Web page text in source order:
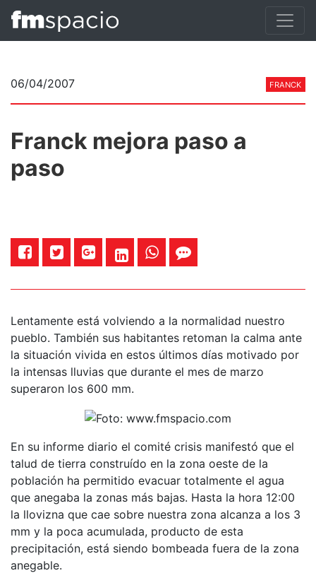
06/04/2007 FRANCK
Franck mejora paso a
paso
Lentamente está volviendo a la normalidad nuestro
pueblo. También sus habitantes retoman la calma ante
la situación vivida en estos últimos días motivado por
la intensas lluvias que durante el mes de marzo
superaron los 600 mm.
En su informe diario el comité crisis manifestó que el
talud de tierra construído en la zona oeste de la
población ha permitido evacuar totalmente el agua
que anegaba la zonas más bajas. Hasta la hora 12:00
la llovizna que cae sobre nuestra zona alcanza a los 3
mm y la poca acumulada, producto de esta
precipitación, está siendo bombeada fuera de la zona
anegable.